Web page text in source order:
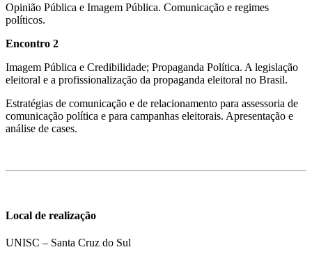
Opinião Pública e Imagem Pública. Comunicação e regimes
políticos.
Encontro 2
Imagem Pública e Credibilidade; Propaganda Política. A legislação
eleitoral e a profissionalização da propaganda eleitoral no Brasil.
Estratégias de comunicação e de relacionamento para assessoria de
comunicação política e para campanhas eleitorais. Apresentação e
análise de cases.
Local de realização
UNISC – Santa Cruz do Sul